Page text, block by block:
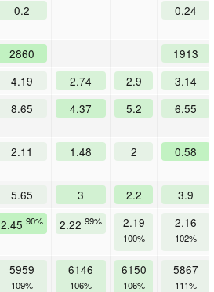
0.2 0.24
2860
1913
4.19 2.74 2.9
3.14
8.65 4.37 5.2 6.55
2.11 1.48 2 0.58
5.65 3 2.2
3.9
2.45 90% 2.22 99% 2.19
100%
2.16
102%
5959
109%
6146
106%
6150
106%
5867
111%